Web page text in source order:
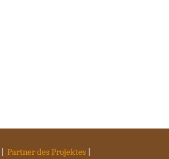
Partner des Projektes